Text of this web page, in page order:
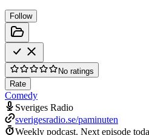
Follow
No ratings
Rate
Comedy
Sveriges Radio
sverigesradio.se/paminuten
Weekly podcast. Next episode